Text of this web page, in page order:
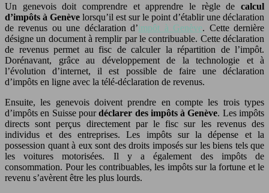
Un genevois doit comprendre et apprendre le règle de calcul
d’impôts à Genève lorsqu’il est sur le point d’établir une déclaration
de revenus ou une déclaration d’impôt à Genève. Cette dernière
désigne un document à remplir par le contribuable. Cette déclaration
de revenus permet au fisc de calculer la répartition de l’impôt.
Dorénavant, grâce au développement de la technologie et à
l’évolution d’internet, il est possible de faire une déclaration
d’impôts en ligne avec la télé-déclaration de revenus.
Ensuite, les genevois doivent prendre en compte les trois types
d’impôts en Suisse pourdéclarer des impôts à Genève. Les impôts
directs sont perçus directement par le fisc sur les revenus des
individus et des entreprises. Les impôts sur la dépense et la
possession quant à eux sont des droits imposés sur les biens tels que
les voitures motorisées. Il y a également des impôts de
consommation. Pour les contribuables, les impôts sur la fortune et le
revenu s’avèrent être les plus lourds.